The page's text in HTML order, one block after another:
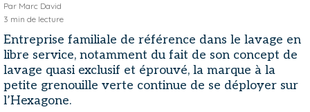
Par Marc David
3 min de lecture
Entreprise familiale de référence dans le lavage en
libre service, notamment du fait de son concept de
lavage quasi exclusif et éprouvé, la marque à la
petite grenouille verte continue de se déployer sur
l’Hexagone.